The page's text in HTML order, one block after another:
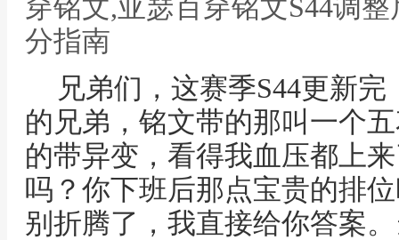
穿铭文,亚瑟百穿铭文S44调
分指南
兄弟们，这赛季S44更新
的兄弟，铭文带的那叫一个
的带异变，看得我血压都上
吗？你下班后那点宝贵的排
别折腾了，我直接给你答案